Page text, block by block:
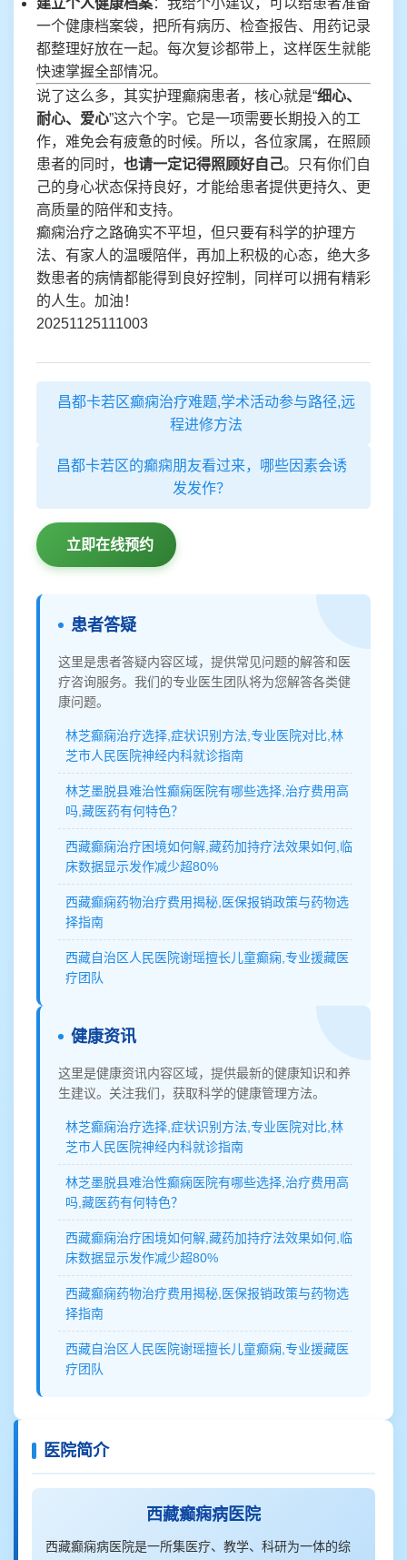
建立个人健康档案：我给个小建议，可以给患者准备
一个健康档案袋，把所有病历、检查报告、用药记录
都整理好放在一起。每次复诊都带上，这样医生就能
快速掌握全部情况。
说了这么多，其实护理癫痫患者，核心就是“细心、
耐心、爱心”这六个字。它是一项需要长期投入的工
作，难免会有疲惫的时候。所以，各位家属，在照顾
患者的同时， 也请一定记得照顾好自己。只有你们自
己的身心状态保持良好，才能给患者提供更持久、更
高质量的陪伴和支持。
癫痫治疗之路确实不平坦，但只要有科学的护理方
法、有家人的温暖陪伴，再加上积极的心态，绝大多
数患者的病情都能得到良好控制，同样可以拥有精彩
的人生。加油！
20251125111003
昌都卡若区癫痫治疗难题,学术活动参与路径,远
程进修方法
昌都卡若区的癫痫朋友看过来，哪些因素会诱
发发作？
立即在线预约
患者答疑
这里是患者答疑内容区域，提供常见问题的解答和医
疗咨询服务。我们的专业医生团队将为您解答各类健
康问题。
林芝癫痫治疗选择,症状识别方法,专业医院对比,林
芝市人民医院神经内科就诊指南
林芝墨脱县难治性癫痫医院有哪些选择,治疗费用高
吗,藏医药有何特色？
西藏癫痫治疗困境如何解,藏药加持疗法效果如何,临
床数据显示发作减少超80%
西藏癫痫药物治疗费用揭秘,医保报销政策与药物选
择指南
西藏自治区人民医院谢瑶擅长儿童癫痫,专业援藏医
疗团队
健康资讯
这里是健康资讯内容区域，提供最新的健康知识和养
生建议。关注我们，获取科学的健康管理方法。
林芝癫痫治疗选择,症状识别方法,专业医院对比,林
芝市人民医院神经内科就诊指南
林芝墨脱县难治性癫痫医院有哪些选择,治疗费用高
吗,藏医药有何特色？
西藏癫痫治疗困境如何解,藏药加持疗法效果如何,临
床数据显示发作减少超80%
西藏癫痫药物治疗费用揭秘,医保报销政策与药物选
择指南
西藏自治区人民医院谢瑶擅长儿童癫痫,专业援藏医
疗团队
医院简介
西藏癫痫病医院
西藏癫痫病医院是一所集医疗、教学、科研为一体的综